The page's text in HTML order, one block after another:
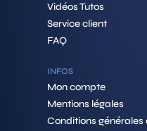
Vidéos Tutos
Service client
FAQ
INFOS
Mon compte
Mentions légales
Conditions générales